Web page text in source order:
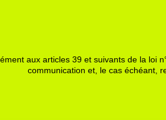
aux articles 39 et suivants de la loi
communication et, le cas échéant,